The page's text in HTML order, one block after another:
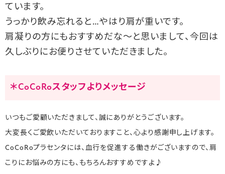
ています。
うっかり飲み忘れると…やはり肩が重いです。
肩凝りの方にもおすすめだな〜と思いまして、今回は
久しぶりにお便りさせていただきました。
＊CoCoRoスタッフよりメッセージ
いつもご愛顧いただきまして、誠にありがとうございます。
大変長くご愛飲いただいておりますこと、心より感謝申し上げます。
CoCoRoプラセンタには、血行を促進する働きがございますので、肩
こりにお悩みの方にも、もちろんおすすめですよ♪